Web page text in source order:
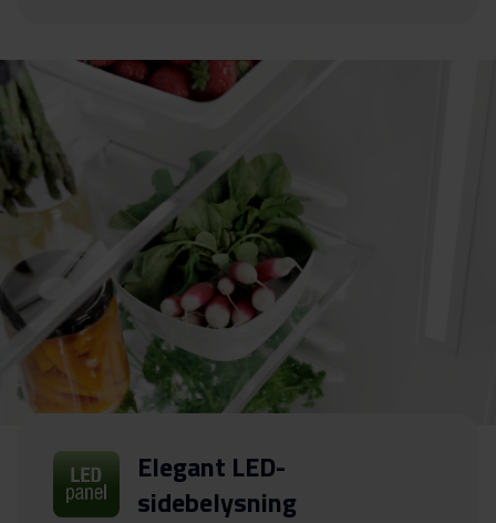
Elegant LED-
sidebelysning